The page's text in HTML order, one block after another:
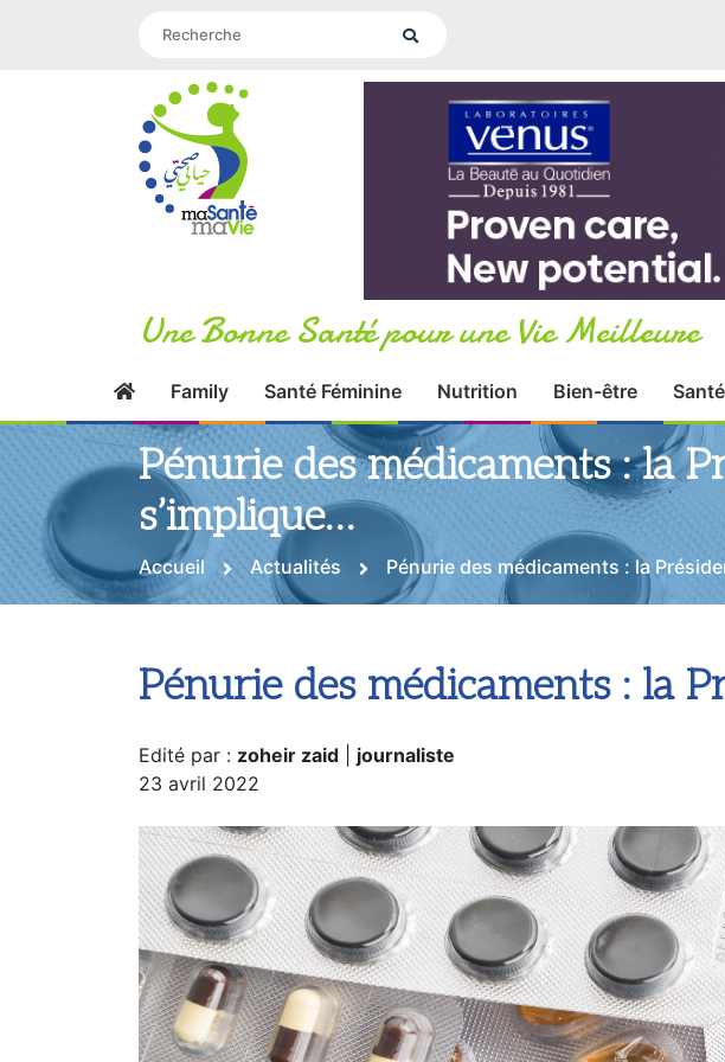
Une Bonne Santé pour une Vie Meilleure
Family Santé Féminine Nutrition Bien-être
Pénurie des médicaments : la
s’implique…
Accueil Actualités Pénurie des médicaments : la
Pénurie des médicaments : la
Edité par : zoheir zaid
journaliste
23 avril 2022